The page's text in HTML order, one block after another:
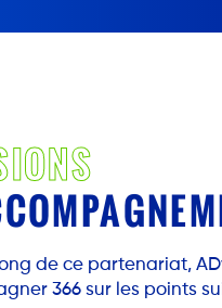
de ce partenariat,
366 sur les points